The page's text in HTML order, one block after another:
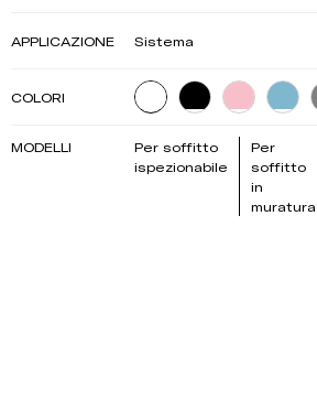
APPLICAZIONE Sistema
COLORI
MODELLI
Per soffitto
ispezionabile
Per
soffitto
in
muratura